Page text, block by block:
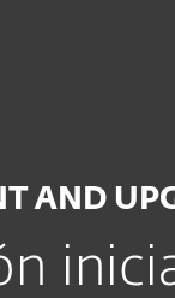
AND